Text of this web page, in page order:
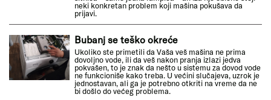
neki konkretan problem koji mašina pokušava da
prijavi.
Bubanj se teško okreće
Ukoliko ste primetili da Vaša veš mašina ne prima
dovoljno vode, ili da veš nakon pranja izlazi jedva
pokvašen, to je znak da nešto u sistemu za dovod vode
ne funkcioniše kako treba. U većini slučajeva, uzrok je
jednostavan, ali ga je potrebno otkriti na vreme da ne
bi došlo do većeg problema.